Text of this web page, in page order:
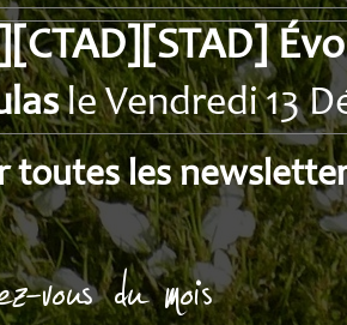
le Vendredi 13
toutes les
vous du mois